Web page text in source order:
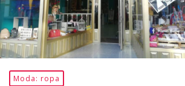
Moda: ropa